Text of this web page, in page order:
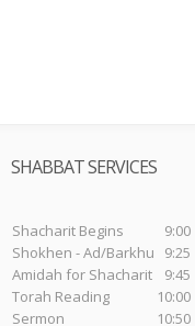
SHABBAT SERVICES
Shacharit Begins
9:00
Shokhen - Ad/Barkhu
9:25
Amidah for Shacharit
9:45
Torah Reading
10:00
Sermon
10:50